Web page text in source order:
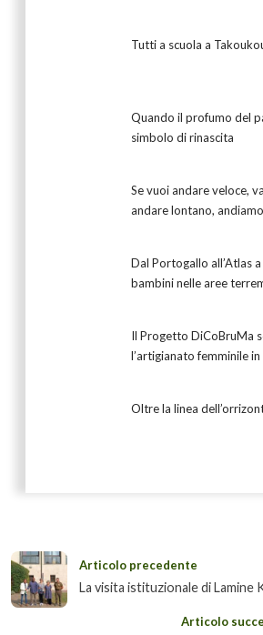
Tutti a scuola a
Quando il profumo del
simbolo di rinascita
Se vuoi andare veloce,
andare lontano,
Dal Portogallo all’Atlas
bambini nelle aree
Il Progetto DiCoBruMa
l’artigianato femminile in
Oltre la linea
Articolo precedente
La visita istituzionale di Lamine
Articolo